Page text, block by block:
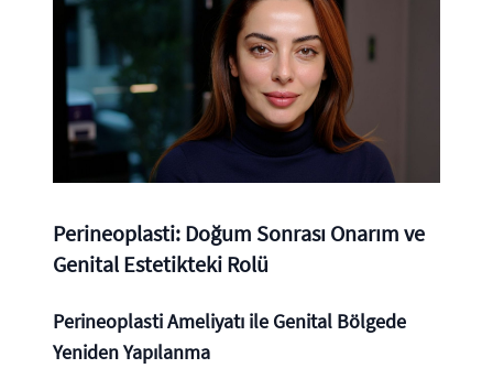
Perineoplasti: Doğum Sonrası Onarım ve
Genital Estetikteki Rolü
Perineoplasti Ameliyatı ile Genital Bölgede
Yeniden Yapılanma